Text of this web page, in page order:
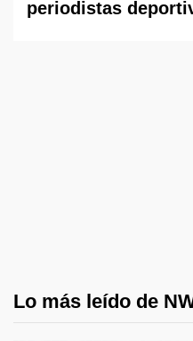
periodistas
Lo más leído de